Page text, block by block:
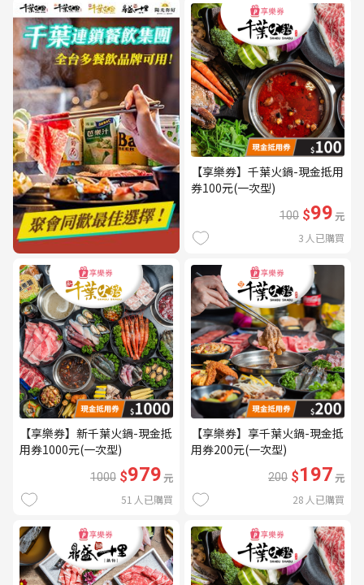
【享樂券】千葉火鍋-現金抵用
券100元(一次型)
100 $99元
3 人已購買
【享樂券】新千葉火鍋-現金抵
用券1000元(一次型)
1000 $979元
51 人已購買
【享樂券】享千葉火鍋-現金抵
用券200元(一次型)
200 $197元
28 人已購買